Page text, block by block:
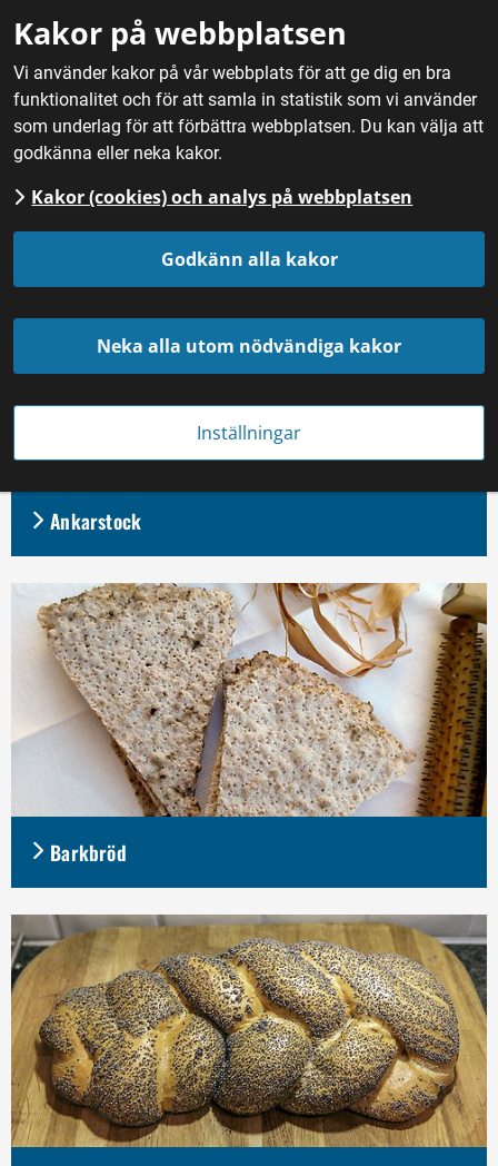
Kakor på webbplatsen
Vi använder kakor på vår webbplats för att ge dig en bra
funktionalitet och för att samla in statistik som vi använder
som underlag för att förbättra webbplatsen. Du kan välja att
godkänna eller neka kakor.
Kakor (cookies) och analys på webbplatsen
Godkänn alla kakor
Neka alla utom nödvändiga kakor
Inställningar
Hem / Mat / Bröd och bakverk
Bröd och bakverk
Ankarstock
Barkbröd